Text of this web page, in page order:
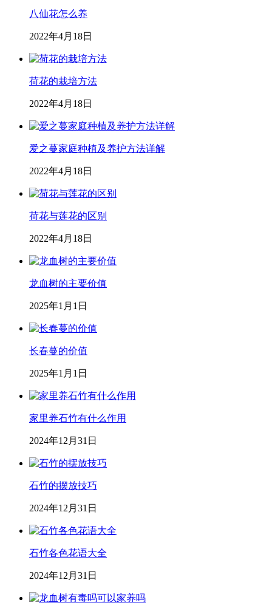
八仙花怎么养
2022年4月18日
荷花的栽培方法
2022年4月18日
爱之蔓家庭种植及养护方法详解
2022年4月18日
荷花与莲花的区别
2022年4月18日
龙血树的主要价值
2025年1月1日
长春蔓的价值
2025年1月1日
家里养石竹有什么作用
2024年12月31日
石竹的摆放技巧
2024年12月31日
石竹各色花语大全
2024年12月31日